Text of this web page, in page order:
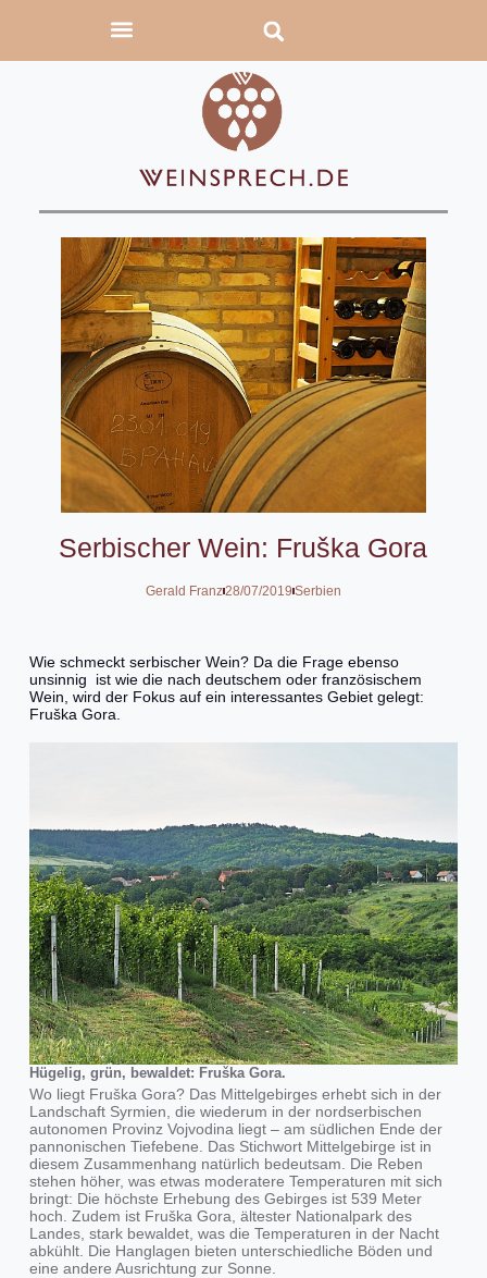
Serbischer Wein: Fruška Gora
Gerald Franz28/07/2019 Serbien
Wie schmeckt serbischer Wein? Da die Frage ebenso
unsinnig ist wie die nach deutschem oder französischem
Wein, wird der Fokus auf ein interessantes Gebiet gelegt:
Fruška Gora.
Hügelig, grün, bewaldet: Fruška Gora.
Wo liegt Fruška Gora? Das Mittelgebirges erhebt sich in der
Landschaft Syrmien, die wiederum in der nordserbischen
autonomen Provinz Vojvodina liegt – am südlichen Ende der
pannonischen Tiefebene. Das Stichwort Mittelgebirge ist in
diesem Zusammenhang natürlich bedeutsam. Die Reben
stehen höher, was etwas moderatere Temperaturen mit sich
bringt: Die höchste Erhebung des Gebirges ist 539 Meter
hoch. Zudem ist Fruška Gora, ältester Nationalpark des
Landes, stark bewaldet, was die Temperaturen in der Nacht
abkühlt. Die Hanglagen bieten unterschiedliche Böden und
eine andere Ausrichtung zur Sonne.